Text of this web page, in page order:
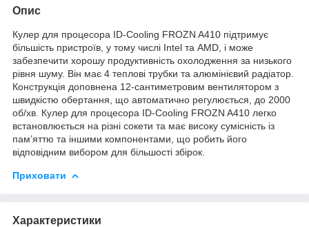
Опис
Кулер для процесора ID-Cooling FROZN A410 підтримує
більшість пристроїв, у тому числі Intel та AMD, і може
забезпечити хорошу продуктивність охолодження за низького
рівня шуму. Він має 4 теплові трубки та алюмінієвий радіатор.
Конструкція доповнена 12-сантиметровим вентилятором з
швидкістю обертання, що автоматично регулюється, до 2000
об/хв. Кулер для процесора ID-Cooling FROZN A410 легко
встановлюється на різні сокети та має високу сумісність із
пам’яттю та іншими компонентами, що робить його
відповідним вибором для більшості збірок.
Приховати
Характеристики